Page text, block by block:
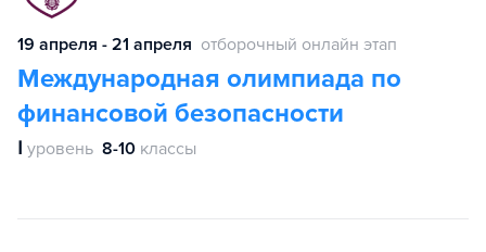
19 апреля - 21 апреля отборочный онлайн этап
Международная олимпиада по
финансовой безопасности
Ⅰ уровень 8-10 классы